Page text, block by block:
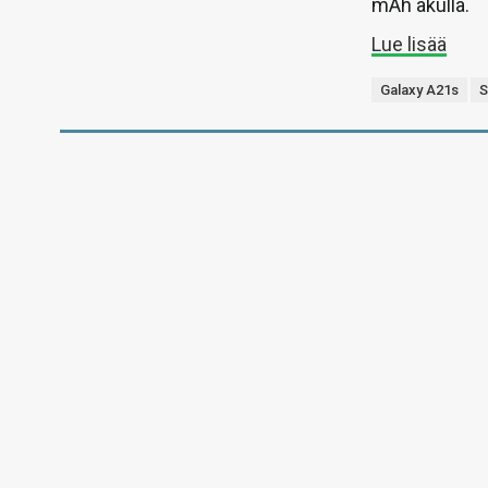
mAh akulla.
Lue lisää
Galaxy A21s